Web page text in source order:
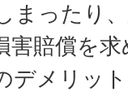
まったり
害賠償を
デメリッ